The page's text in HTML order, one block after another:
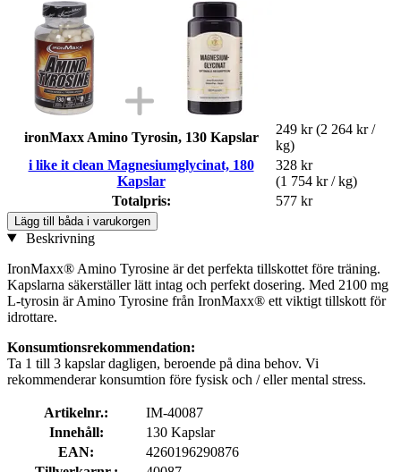
ironMaxx Amino Tyrosin, 130 Kapslar
249 kr (2 264 kr /
kg)
i like it clean Magnesiumglycinat, 180
Kapslar
328 kr
(1 754 kr / kg)
Totalpris:
577 kr
Lägg till båda i varukorgen
Beskrivning
IronMaxx® Amino Tyrosine är det perfekta tillskottet före träning.
Kapslarna säkerställer lätt intag och perfekt dosering. Med 2100 mg
L-tyrosin är Amino Tyrosine från IronMaxx® ett viktigt tillskott för
idrottare.
Konsumtionsrekommendation:
Ta 1 till 3 kapslar dagligen, beroende på dina behov. Vi
rekommenderar konsumtion före fysisk och / eller mental stress.
Artikelnr.:
IM-40087
Innehåll:
130 Kapslar
EAN:
4260196290876